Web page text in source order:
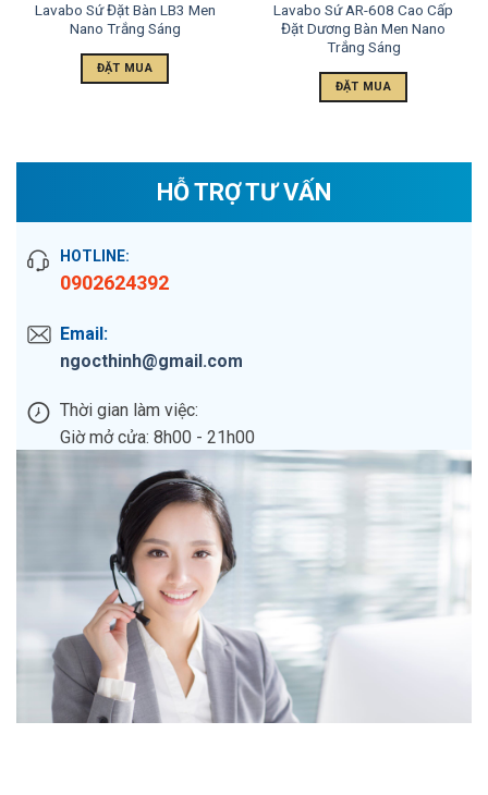
Lavabo Sứ Đặt Bàn LB3 Men
Nano Trắng Sáng
ĐẶT MUA
Lavabo Sứ AR-608 Cao Cấp
Đặt Dương Bàn Men Nano
Trắng Sáng
ĐẶT MUA
HỖ TRỢ TƯ VẤN
HOTLINE:
0902624392
Email:
ngocthinh@gmail.com
Thời gian làm việc:
Giờ mở cửa: 8h00 - 21h00